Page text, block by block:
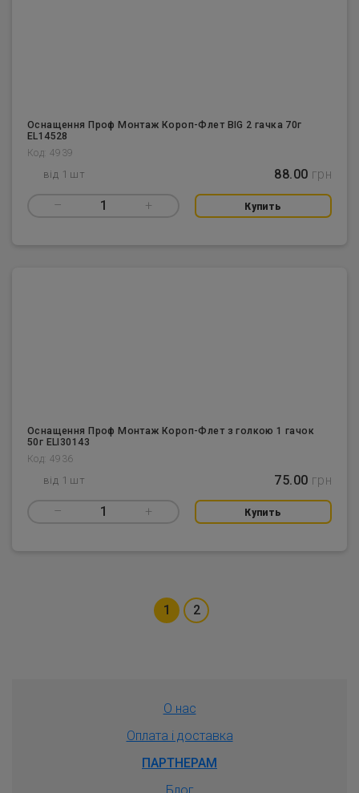
Оснащення Проф Монтаж Короп-Флет BIG 2 гачка 70г
EL14528
Код: 4939
від 1 шт 88.00 грн
– 1 + Купить
Оснащення Проф Монтаж Короп-Флет з голкою 1 гачок
50г ELI30143
Код: 4936
від 1 шт 75.00 грн
– 1 + Купить
1 2
О нас
Оплата і доставка
ПАРТНЕРАМ